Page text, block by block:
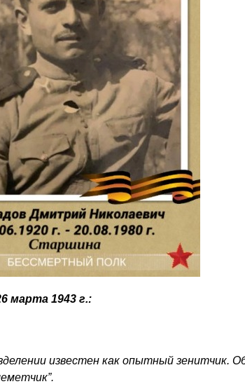
марта 1943 г.:
известен как опытный зенитчик.